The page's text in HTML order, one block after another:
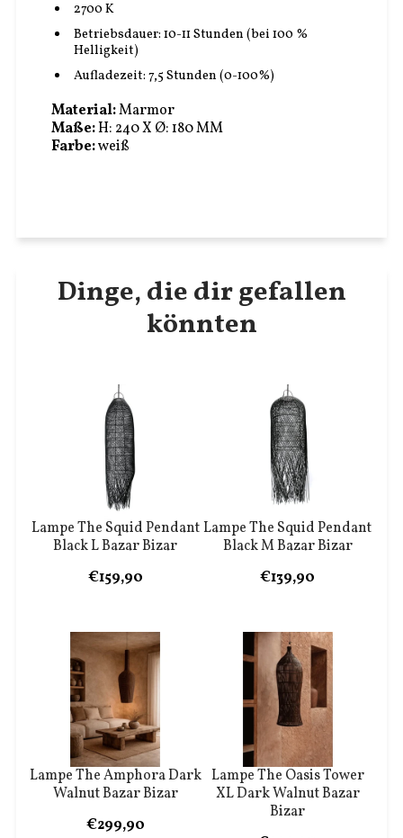
2700 K
Betriebsdauer: 10-11 Stunden (bei 100 %
Helligkeit)
Aufladezeit: 7,5 Stunden (0-100%)
Material:Marmor
Maße:H: 240 X Ø: 180 MM
Farbe:weiß
Dinge, die dir gefallen
könnten
Lampe The Squid Pendant
Black L Bazar Bizar
€159,90
Lampe The Squid Pendant
Black M Bazar Bizar
€139,90
Lampe The Amphora Dark
Walnut Bazar Bizar
€299,90
Lampe The Oasis Tower
XL Dark Walnut Bazar
Bizar